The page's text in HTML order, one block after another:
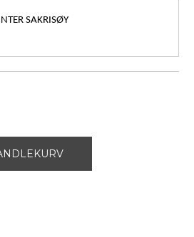
SAKRISØY